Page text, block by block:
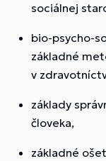
sociálnej
bio-psycho-
základné
v
základy
človeka,
základné